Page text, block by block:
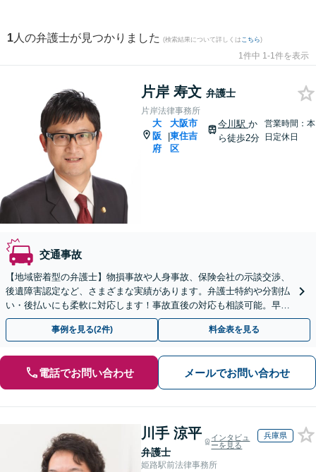
1 人の弁護士が見つかりました (検索結果について詳しくは こちら)
1件中 1-1件を表示
片岸 寿文 弁護士
片岸法律事務所
大
阪
府
|
大阪市
東住吉
区
今川駅 か
ら徒歩2分
営業時間：本
日定休日
交通事故
【地域密着型の弁護士】物損事故や人身事故、保険会社の示談交渉、
後遺障害認定など、さまざまな実績があります。弁護士特約や分割払
い・後払いにも柔軟に対応します！事故直後の対応も相談可能。早め
に弁護士に相談し、有利な示談交渉を！【今川駅2分】
事例を見る(2件) 料金表を見る
電話でお問い合わせ メールでお問い合わせ
川手 涼平
弁護士
インタビュ
ーを見る
兵庫県
姫路駅前法律事務所